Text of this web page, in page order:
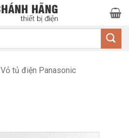
Vỏ tủ điện Panasonic